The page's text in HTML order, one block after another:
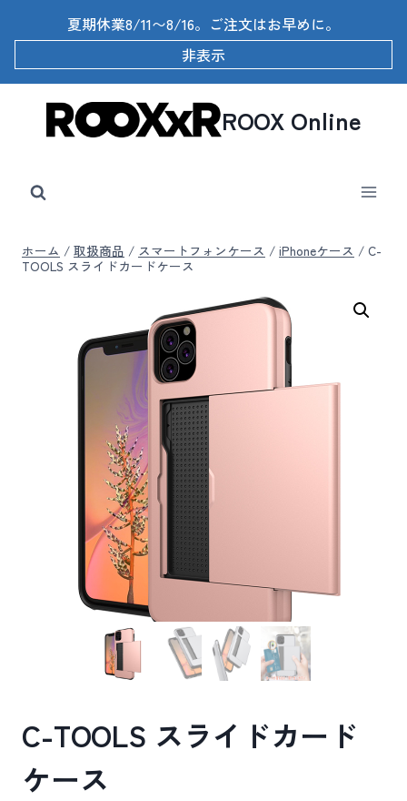
キ
夏期休業8/11〜8/16。ご注文はお早めに。
非表示
ROOX Online
ホーム / 取扱商品 / スマートフォンケース / iPhoneケース / C-
TOOLS スライドカードケース
C-TOOLS スライドカード
ケース